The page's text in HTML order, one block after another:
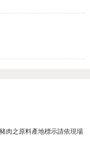
肉之原料產地標示請依現場